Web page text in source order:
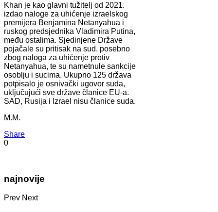
Khan je kao glavni tužitelj od 2021.
izdao naloge za uhićenje izraelskog
premijera Benjamina Netanyahua i
ruskog predsjednika Vladimira Putina,
među ostalima. Sjedinjene Države
pojačale su pritisak na sud, posebno
zbog naloga za uhićenje protiv
Netanyahua, te su nametnule sankcije
osoblju i sucima. Ukupno 125 država
potpisalo je osnivački ugovor suda,
uključujući sve države članice EU-a.
SAD, Rusija i Izrael nisu članice suda.
M.M.
Share
0
najnovije
Prev Next